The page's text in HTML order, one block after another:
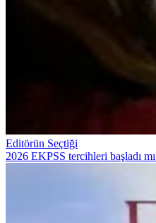
Editörün Seçtiği
2026 EKPSS tercihleri başladı